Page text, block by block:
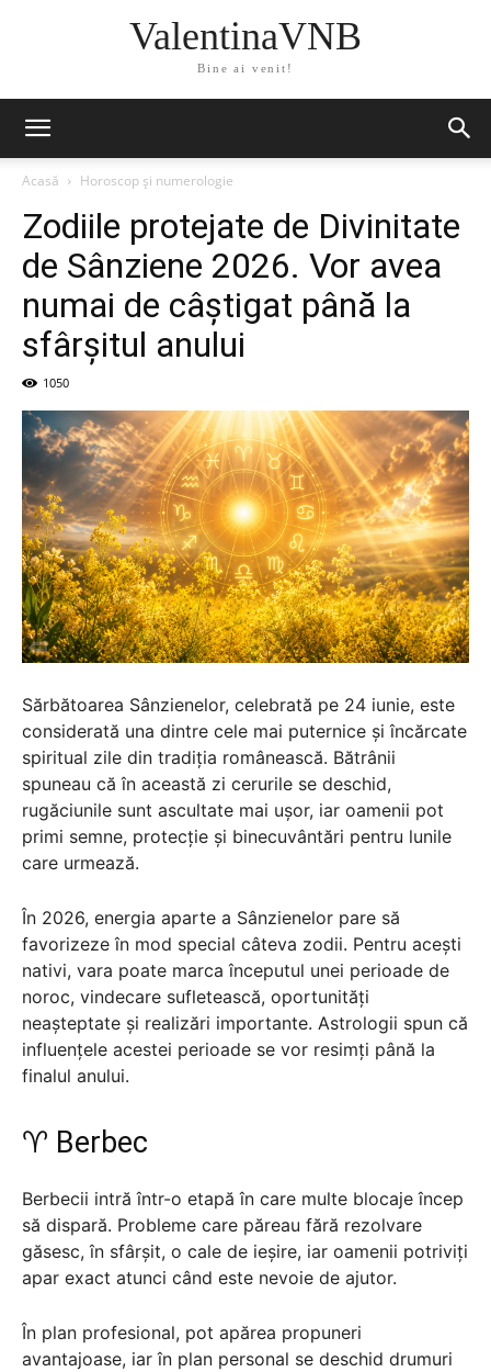
ValentinaVNB
Bine ai venit!
Acasă Horoscop și numerologie
Zodiile protejate de Divinitate
de Sânziene 2026. Vor avea
numai de câștigat până la
sfârșitul anului
1050
Sărbătoarea Sânzienelor, celebrată pe 24 iunie, este
considerată una dintre cele mai puternice și încărcate
spiritual zile din tradiția românească. Bătrânii
spuneau că în această zi cerurile se deschid,
rugăciunile sunt ascultate mai ușor, iar oamenii pot
primi semne, protecție și binecuvântări pentru lunile
care urmează.
În 2026, energia aparte a Sânzienelor pare să
favorizeze în mod special câteva zodii. Pentru acești
nativi, vara poate marca începutul unei perioade de
noroc, vindecare sufletească, oportunități
neașteptate și realizări importante. Astrologii spun că
influențele acestei perioade se vor resimți până la
finalul anului.
♈ Berbec
Berbecii intră într-o etapă în care multe blocaje încep
să dispară. Probleme care păreau fără rezolvare
găsesc, în sfârșit, o cale de ieșire, iar oamenii potriviți
apar exact atunci când este nevoie de ajutor.
În plan profesional, pot apărea propuneri
avantajoase, iar în plan personal se deschid drumuri